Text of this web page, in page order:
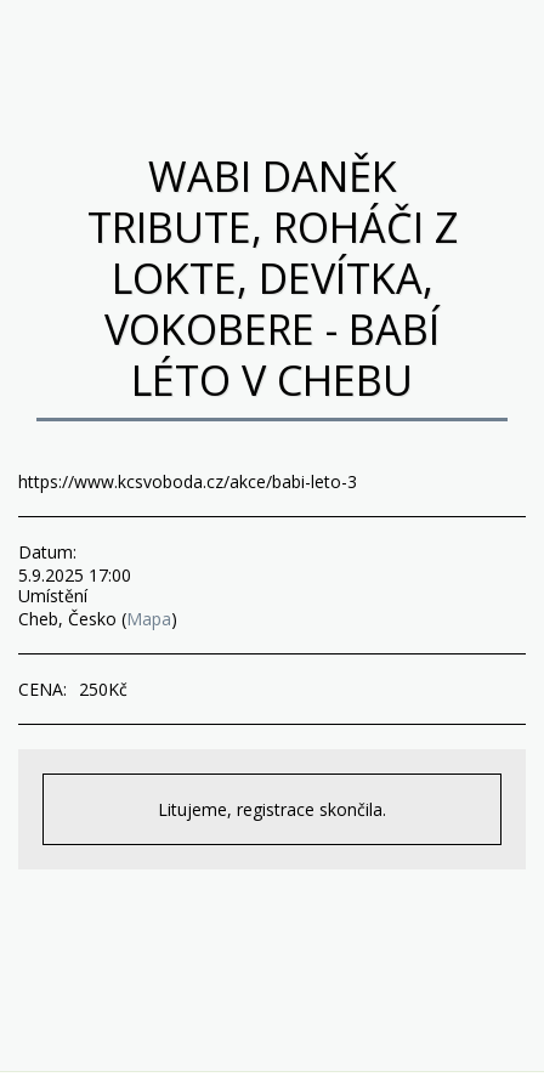
WABI DANĚK
TRIBUTE, ROHÁČI Z
LOKTE, DEVÍTKA,
VOKOBERE - BABÍ
LÉTO V CHEBU
https://www.kcsvoboda.cz/akce/babi-leto-3
Datum:
5.9.2025 17:00
Umístění
Cheb, Česko (Mapa)
CENA: 250Kč
Litujeme, registrace skončila.